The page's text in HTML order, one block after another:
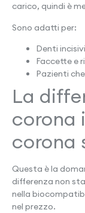
carico, quindi è
Sono adatti per:
Denti incisivi
Faccette e
Pazienti
La
corona
corona
Questa è la
differenza non
nella
nel prezzo.